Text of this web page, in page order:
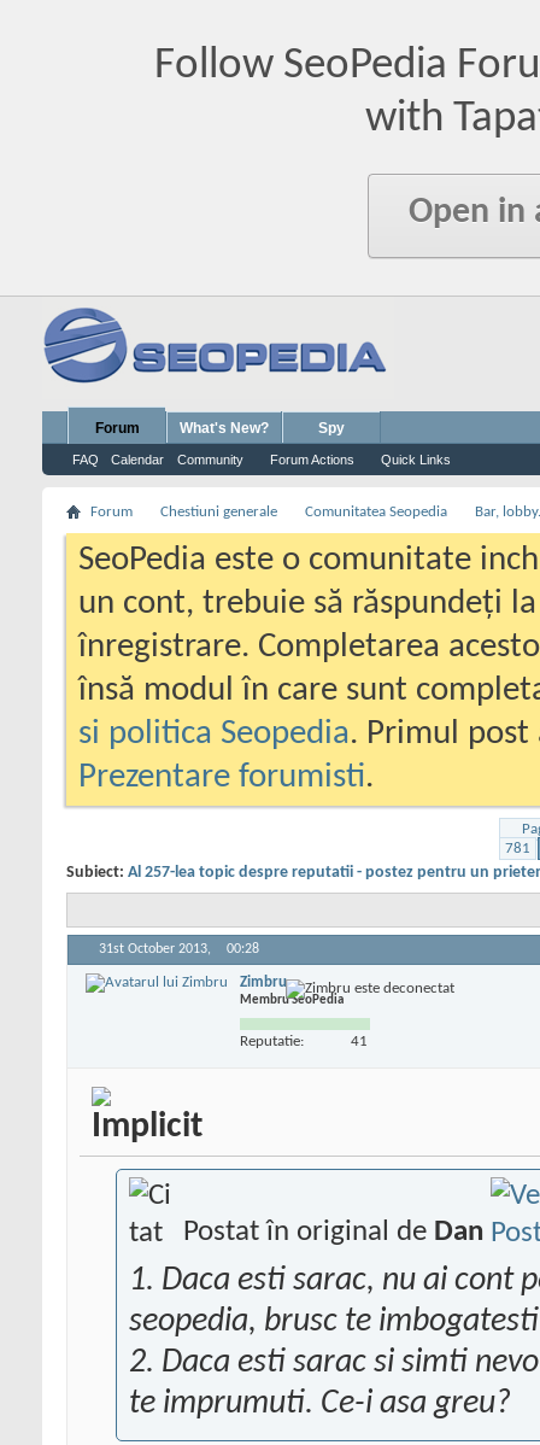
Follow SeoPedia
with
Open in
Forum
FAQ Calendar Community Forum Actions Quick Links
What's New? Spy
Forum Chestiuni generale Comunitatea Seopedia Bar,
SeoPedia este o comunitate
un cont, trebuie să răspundeți
înregistrare. Completarea
însă modul în care sunt
si politica Seopedia. Primul
Prezentare forumisti.
781
Subiect: Al 257-lea topic despre reputatii - postez pentru un
31st October 2013, 00:28
Zimbru
Membru SeoPedia
Reputatie: 41
Postat în original de Dan
1. Daca esti sarac, nu ai cont
seopedia, brusc te imbogatesti
2. Daca esti sarac si simti
te imprumuti. Ce-i asa greu?